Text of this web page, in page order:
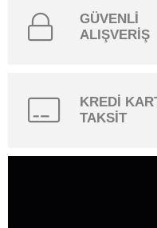
GÜVENLİ
ALIŞVERİŞ
KREDİ
TAKSİT